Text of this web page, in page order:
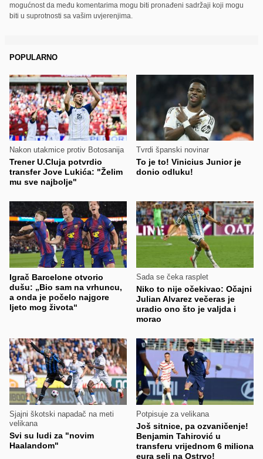
mogućnost da među komentarima mogu biti pronađeni sadržaji koji mogu
biti u suprotnosti sa vašim uvjerenjima.
POPULARNO
Nakon utakmice protiv Botosanija
Trener U.Cluja potvrdio
transfer Jove Lukića: "Želim
mu sve najbolje"
Tvrdi španski novinar
To je to! Vinicius Junior je
donio odluku!
Igrač Barcelone otvorio
dušu: „Bio sam na vrhuncu,
a onda je počelo najgore
ljeto mog života“
Sada se čeka rasplet
Niko to nije očekivao: Očajni
Julian Alvarez večeras je
uradio ono što je valjda i
morao
Sjajni škotski napadač na meti
velikana
Svi su ludi za "novim
Haalandom"
Potpisuje za velikana
Još sitnice, pa ozvaničenje!
Benjamin Tahirović u
transferu vrijednom 6 miliona
eura seli na Ostrvo!